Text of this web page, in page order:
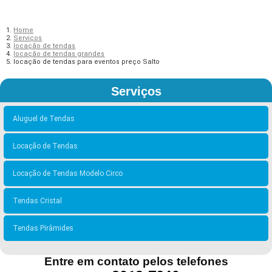
Home
Serviços
locação de tendas
locação de tendas grandes
locação de tendas para eventos preço Salto
Serviços
Aluguel de Tendas
Locação de Tendas
Locação de Tendas Modelo Circo
Tendas Cristal
Tendas Pirâmides
Entre em contato pelos telefones